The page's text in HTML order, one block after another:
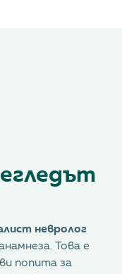
невролог
Това е
попита за